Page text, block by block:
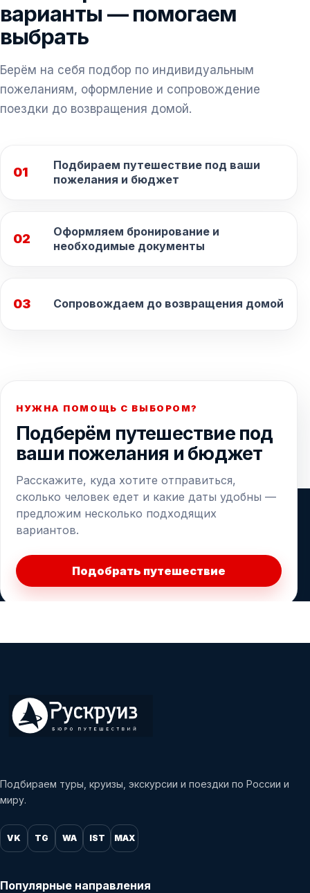
варианты — помогаем
выбрать
Берём на себя подбор по индивидуальным
пожеланиям, оформление и сопровождение
поездки до возвращения домой.
01
Подбираем путешествие под ваши
пожелания и бюджет
02
Оформляем бронирование и
необходимые документы
03 Сопровождаем до возвращения домой
НУЖНА ПОМОЩЬ С ВЫБОРОМ?
Подберём путешествие под
ваши пожелания и бюджет
Расскажите, куда хотите отправиться,
сколько человек едет и какие даты удобны —
предложим несколько подходящих
вариантов.
Подобрать путешествие
Подбираем туры, круизы, экскурсии и поездки по России и
миру.
VK TG WA IST MAX
Популярные направления